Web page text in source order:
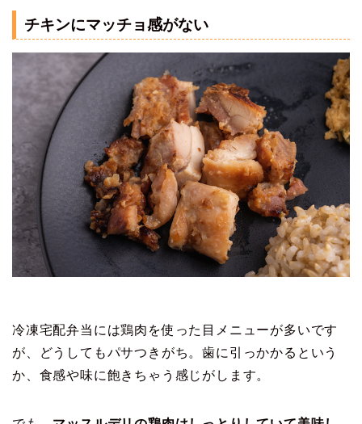
チキンにマッチョ感がない
冷凍宅配弁当には鶏肉を使った目メニューが多いです
が、どうしてもパサつきがち。歯に引っかかるという
か、食感や味に飽きちゃう感じがします。